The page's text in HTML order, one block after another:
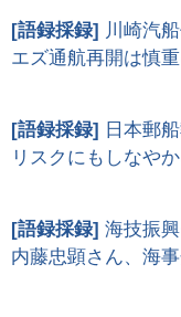
[語録採録] 川崎汽
エズ通航再開は慎
[語録採録]
日本郵
リスクにもしなや
[語録採録] 海技振
内藤忠顕さん、海